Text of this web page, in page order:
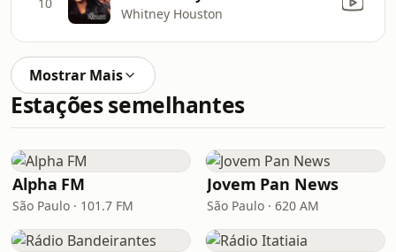
Whitney Houston
Mostrar Mais
Estações semelhantes
Alpha FM
São Paulo · 101.7 FM
Jovem Pan News
São Paulo · 620 AM